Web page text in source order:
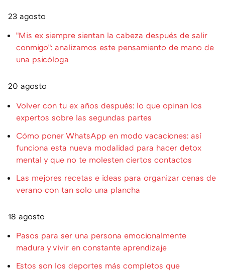
23 agosto
"Mis ex siempre sientan la cabeza después de salir
conmigo": analizamos este pensamiento de mano de
una psicóloga
20 agosto
Volver con tu ex años después: lo que opinan los
expertos sobre las segundas partes
Cómo poner WhatsApp en modo vacaciones: así
funciona esta nueva modalidad para hacer detox
mental y que no te molesten ciertos contactos
Las mejores recetas e ideas para organizar cenas de
verano con tan solo una plancha
18 agosto
Pasos para ser una persona emocionalmente
madura y vivir en constante aprendizaje
Estos son los deportes más completos que